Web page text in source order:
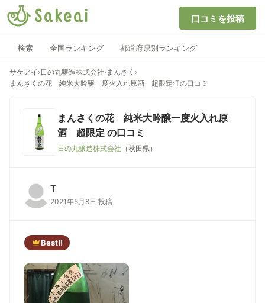
口コミを投稿
検索 全国ランキング 都道府県別ランキング
サケアイ ›日の丸醸造株式会社›まんさく ›
まんさくの花 純米大吟醸一度火入れ原酒 超限定›Tの口コミ
まんさくの花 純米大吟醸一度火入れ原
酒 超限定 の口コミ
日の丸醸造株式会社 （秋田県）
T
2021年5月8日 投稿
Best!!